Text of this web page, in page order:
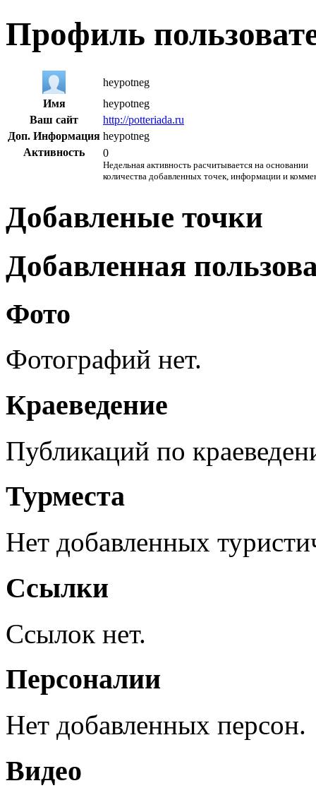
Профиль
heypotneg
Имя
heypotneg
Ваш сайт
http://potteriada.ru
Доп. Информация heypotneg
Активность
0
Недельная активность расчитывается на основании
количества добавленных точек, информации и
Добавленые точки
Добавленная
Фото
Фотографий нет.
Краеведение
Публикаций по
Турместа
Нет добавленных
Ссылки
Ссылок нет.
Персоналии
Нет добавленных персон.
Видео